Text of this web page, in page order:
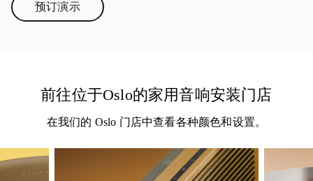
预订演示Link Opens in New Tab
前往位于Oslo的家用音响安装门店
在我们的 Oslo 门店中查看各种颜色和设置。